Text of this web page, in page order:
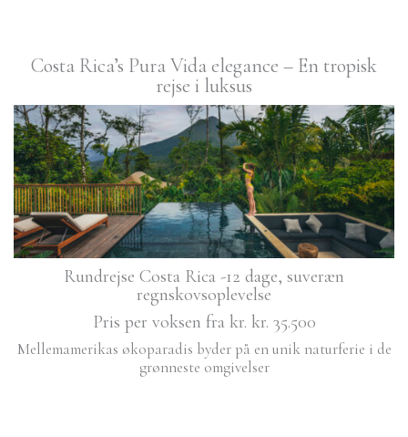
Costa Rica’s Pura Vida elegance – En tropisk
rejse i luksus
Rundrejse Costa Rica -12 dage, suveræn
regnskovsoplevelse
Pris per voksen fra kr. kr. 35.500
Mellemamerikas økoparadis byder på en unik naturferie i de
grønneste omgivelser